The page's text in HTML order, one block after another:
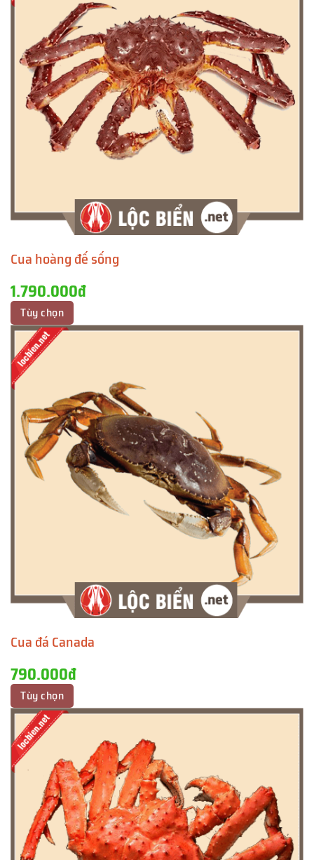
Cua hoàng đế sống
1.790.000đ
Tùy chọn
Cua đá Canada
790.000đ
Tùy chọn